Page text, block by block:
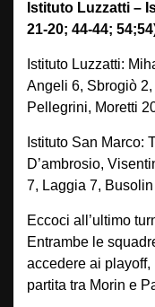
Istituto Luzzatti –
21-20; 44-44;
Istituto Luzzatti:
Angeli 6, Sbrogiò
Pellegrini, Moretti
Istituto San Marco:
D’ambrosio,
7, Laggia 7,
Eccoci all’ultimo
Entrambe le
accedere ai playoff,
partita tra Morin e